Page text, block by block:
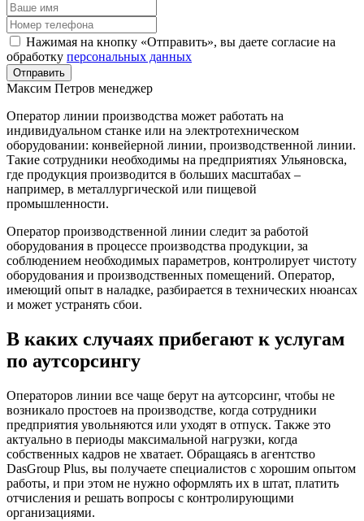
Нажимая на кнопку «Отправить», вы даете согласие на
обработку персональных данных
Отправить
Максим Петров менеджер
Оператор линии производства может работать на
индивидуальном станке или на электротехническом
оборудовании: конвейерной линии, производственной линии.
Такие сотрудники необходимы на предприятиях Ульяновска,
где продукция производится в больших масштабах –
например, в металлургической или пищевой
промышленности.
Оператор производственной линии следит за работой
оборудования в процессе производства продукции, за
соблюдением необходимых параметров, контролирует чистоту
оборудования и производственных помещений. Оператор,
имеющий опыт в наладке, разбирается в технических нюансах
и может устранять сбои.
В каких случаях прибегают к услугам
по аутсорсингу
Операторов линии все чаще берут на аутсорсинг, чтобы не
возникало простоев на производстве, когда сотрудники
предприятия увольняются или уходят в отпуск. Также это
актуально в периоды максимальной нагрузки, когда
собственных кадров не хватает. Обращаясь в агентство
DasGroup Plus, вы получаете специалистов с хорошим опытом
работы, и при этом не нужно оформлять их в штат, платить
отчисления и решать вопросы с контролирующими
организациями.